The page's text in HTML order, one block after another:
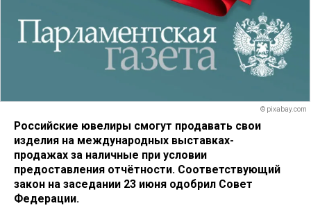
© pixabay.com
Российские ювелиры смогут продавать свои
изделия на международных выставках-
продажах за наличные при условии
предоставления отчётности. Соответствующий
закон на заседании 23 июня одобрил Совет
Федерации.